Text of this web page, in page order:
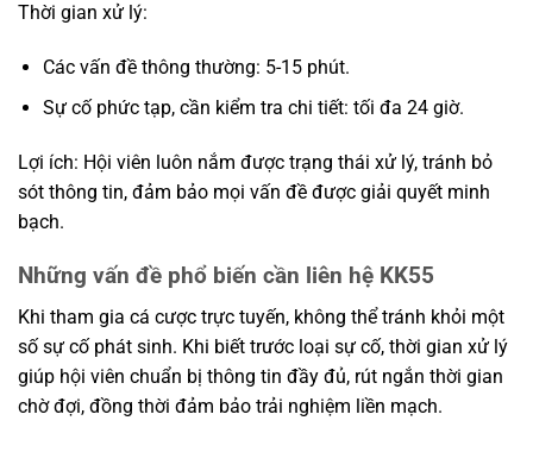
Thời gian xử lý:
Các vấn đề thông thường: 5-15 phút.
Sự cố phức tạp, cần kiểm tra chi tiết: tối đa 24 giờ.
Lợi ích: Hội viên luôn nắm được trạng thái xử lý, tránh bỏ
sót thông tin, đảm bảo mọi vấn đề được giải quyết minh
bạch.
Những vấn đề phổ biến cần liên hệ KK55
Khi tham gia cá cược trực tuyến, không thể tránh khỏi một
số sự cố phát sinh. Khi biết trước loại sự cố, thời gian xử lý
giúp hội viên chuẩn bị thông tin đầy đủ, rút ngắn thời gian
chờ đợi, đồng thời đảm bảo trải nghiệm liền mạch.